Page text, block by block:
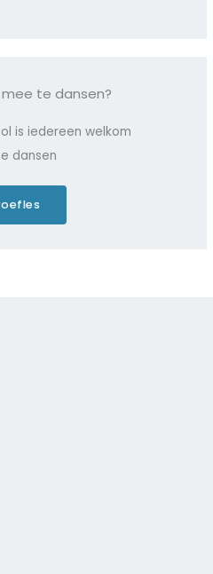
te dansen?
is iedereen welkom
dansen